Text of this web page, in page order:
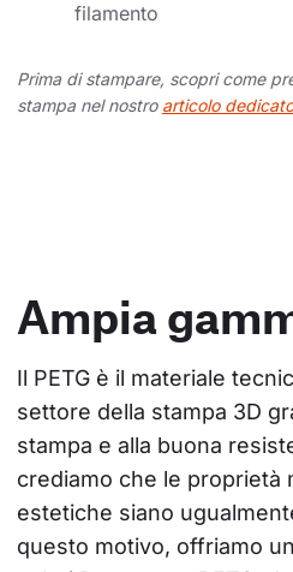
filamento
Prima di stampare, scopri come
stampa nel nostro articolo dedicato
Ampia
Il PETG è il materiale
settore della stampa 3D
stampa e alla buona
crediamo che le proprietà
estetiche siano
questo motivo, offriamo